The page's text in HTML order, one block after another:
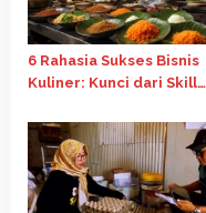
6 Rahasia Sukses Bisnis
Kuliner: Kunci dari Skill
Digital